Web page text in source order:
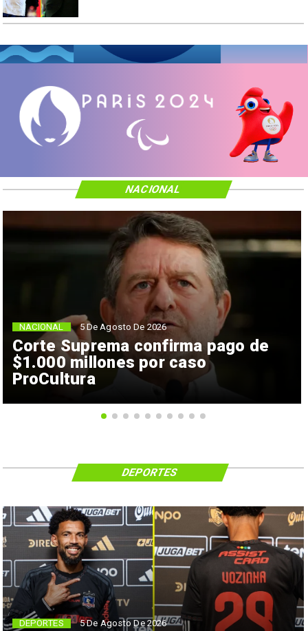
Corte Suprema confirma pago de
$1.000 millones por caso
ProCultura
NACIONAL 5 De Agosto De 2026
NACIONAL
DEPORTES 5 De Agosto De 2026
DEPORTES